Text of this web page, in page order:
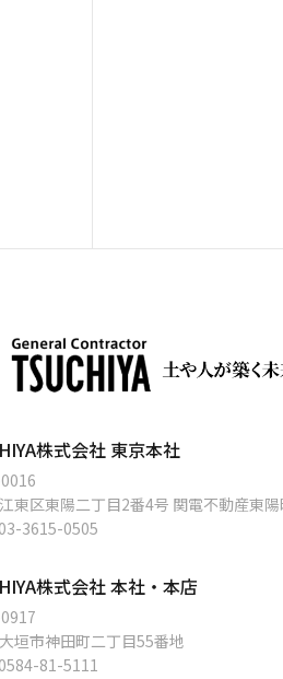
株式会社 東京本社
東区東陽二丁目2番4号 関電不動産東
03-3615-0505
株式会社 本社・本店
垣市神田町二丁目55番地
0584-81-5111